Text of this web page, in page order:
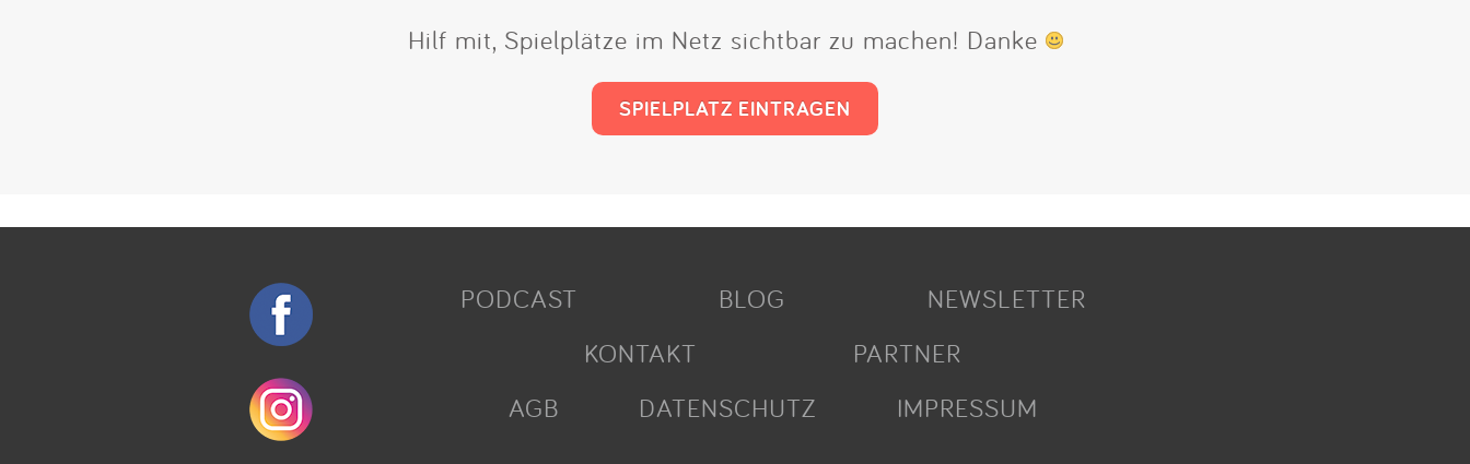
Hilf mit, Spielplätze im Netz sichtbar zu machen! Danke
SPIELPLATZ EINTRAGEN
PODCAST BLOG
NEWSLETTER
KONTAKT
PARTNER
AGB
DATENSCHUTZ
IMPRESSUM